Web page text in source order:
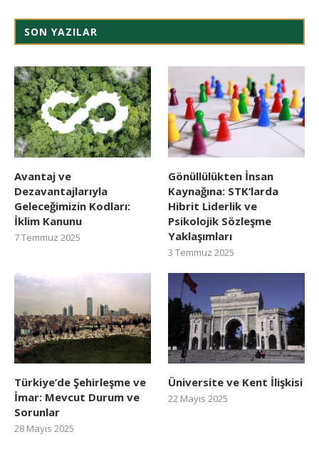
SON YAZILAR
Avantaj ve
Dezavantajlarıyla
Geleceğimizin Kodları:
İklim Kanunu
7 Temmuz 2025
Gönüllülükten İnsan
Kaynağına: STK’larda
Hibrit Liderlik ve
Psikolojik Sözleşme
Yaklaşımları
3 Temmuz 2025
Türkiye’de Şehirleşme ve
İmar: Mevcut Durum ve
Sorunlar
28 Mayıs 2025
Üniversite ve Kent İlişkisi
22 Mayıs 2025